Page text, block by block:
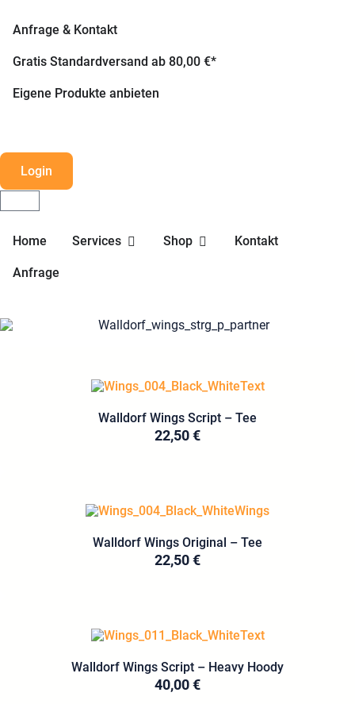
Anfrage & Kontakt
Gratis Standardversand ab 80,00 €*
Eigene Produkte anbieten
Login
Home Services Shop Kontakt
Anfrage
Walldorf Wings Script – Tee
22,50€
Walldorf Wings Original – Tee
22,50€
Walldorf Wings Script – Heavy Hoody
40,00€